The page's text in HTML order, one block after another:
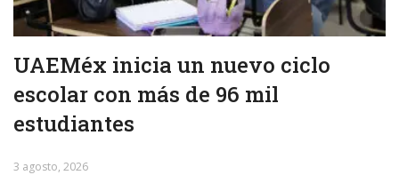
UAEMéx inicia un nuevo ciclo
escolar con más de 96 mil
estudiantes
3 agosto, 2026